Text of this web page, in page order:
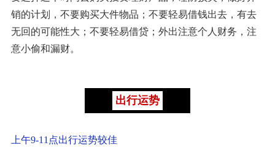
销的计划，不要购买大件物品；不要轻易借钱出去，有去
无回的可能性大；不要轻易借贷；外出注意个人财务，注
意小偷和漏财。
出行运势
上午9-11点出行运势较佳